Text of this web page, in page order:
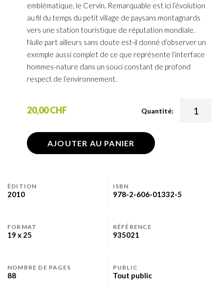
emblématique, le Cervin. Remarquable est ici l’évolution
au fil du temps du petit village de paysans montagnards
vers une station touristique de réputation mondiale.
Nulle part ailleurs sans doute est-il donné d’observer un
exemple aussi complet de ce que représente l’interface
hommes-nature dans un souci constant de profond
respect de l’environnement.
20,00 CHF Quantité:
AJOUTER AU PANIER
ÉDITION
2010
ISBN
978-2-606-01332-5
FORMAT
19 x 25
RÉFÉRENCE
935021
NOMBRE DE PAGES
88
PUBLIC
Tout public